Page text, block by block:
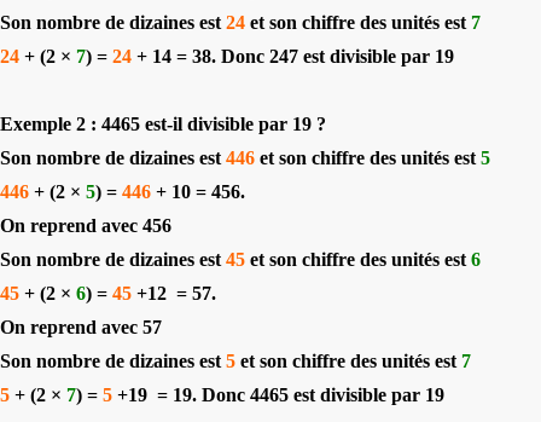
Son nombre de dizaines est 24 et son chiffre des unités est 7
24 + (2 × 7) = 24 + 14 = 38. Donc 247 est divisible par 19
Exemple 2 : 4465 est-il divisible par 19 ?
Son nombre de dizaines est 446 et son chiffre des unités est 5
446 + (2 × 5) = 446 + 10 = 456.
On reprend avec 456
Son nombre de dizaines est 45 et son chiffre des unités est 6
45 + (2 × 6) = 45 +12 = 57.
On reprend avec 57
Son nombre de dizaines est 5 et son chiffre des unités est 7
5 + (2 × 7) = 5 +19 = 19. Donc 4465 est divisible par 19